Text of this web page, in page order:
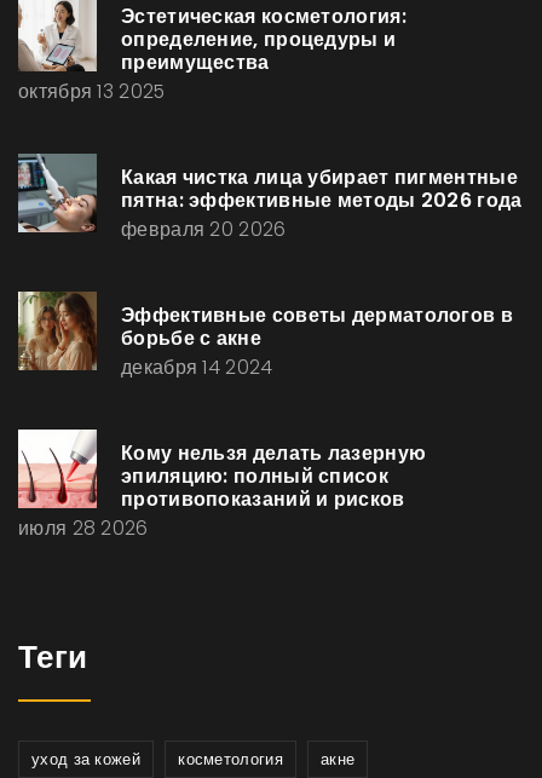
Эстетическая косметология:
определение, процедуры и
преимущества
октября 13 2025
Какая чистка лица убирает пигментные
пятна: эффективные методы 2026 года
февраля 20 2026
Эффективные советы дерматологов в
борьбе с акне
декабря 14 2024
Кому нельзя делать лазерную
эпиляцию: полный список
противопоказаний и рисков
июля 28 2026
Теги
уход за кожей косметология акне